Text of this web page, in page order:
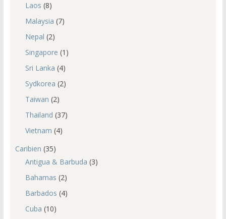
Laos (8)
Malaysia (7)
Nepal (2)
Singapore (1)
Sri Lanka (4)
Sydkorea (2)
Taiwan (2)
Thailand (37)
Vietnam (4)
Caribien (35)
Antigua & Barbuda (3)
Bahamas (2)
Barbados (4)
Cuba (10)